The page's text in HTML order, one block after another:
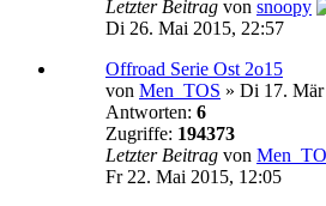
Letzter Beitrag von snoopy
Di 26. Mai 2015, 22:57
Offroad Serie Ost 2o15
von Men_TOS » Di 17.
Antworten: 6
Zugriffe: 194373
Letzter Beitrag von
Fr 22. Mai 2015, 12:05